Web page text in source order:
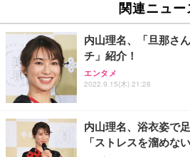
関連ニュー
内山理名、「旦那さ
チ」紹介！
エンタメ
2022.9.15(木) 21:28
内山理名、浴衣姿で
「ストレスを溜めな